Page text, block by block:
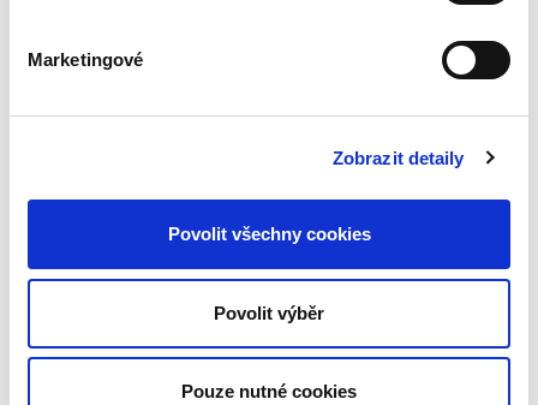
Marketingové
Zobrazit detaily
Povolit všechny cookies
Povolit výběr
Pouze nutné cookies
pravidel, která mají zabránit společníkům ve
zneužívání výhod poskytnutých samotným
nejobecnější rovině lze tato...
Dvacet let
vnitrostátní
aplikace práva EU